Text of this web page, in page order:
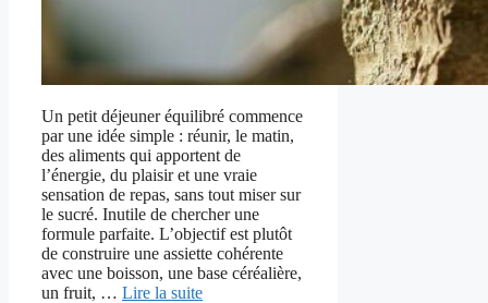
Un petit déjeuner équilibré commence
par une idée simple : réunir, le matin,
des aliments qui apportent de
l’énergie, du plaisir et une vraie
sensation de repas, sans tout miser sur
le sucré. Inutile de chercher une
formule parfaite. L’objectif est plutôt
de construire une assiette cohérente
avec une boisson, une base céréalière,
un fruit, … Lire la suite